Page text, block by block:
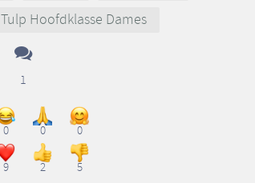
Tulp Hoofdklasse Dames
1
0 0 0
9 2 5